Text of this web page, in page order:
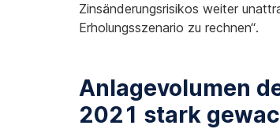
Zinsänderungsrisikos weiter
Erholungsszenario zu rechnen“.
Anlagevolumen
2021 stark